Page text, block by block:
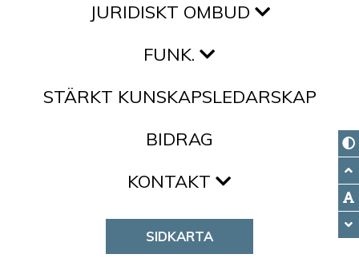
JURIDISKT OMBUD
FUNK.
STÄRKT KUNSKAPSLEDARSKAP
BIDRAG
KONTAKT
SIDKARTA